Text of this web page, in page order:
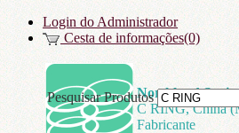
Login do Administrador
Cesta de informações(0)
Northland
C RING, China
Fabricante
Pesquisar Produtos